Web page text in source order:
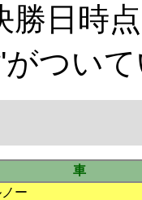
勝日時点
つい
車
ノー